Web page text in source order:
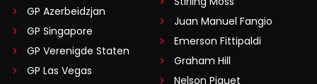
GP Azerbeidzjan
GP Singapore
GP Verenigde Staten
GP Las Vegas
Juan Manuel Fangio
Emerson Fittipaldi
Graham Hill
Nelson Piquet